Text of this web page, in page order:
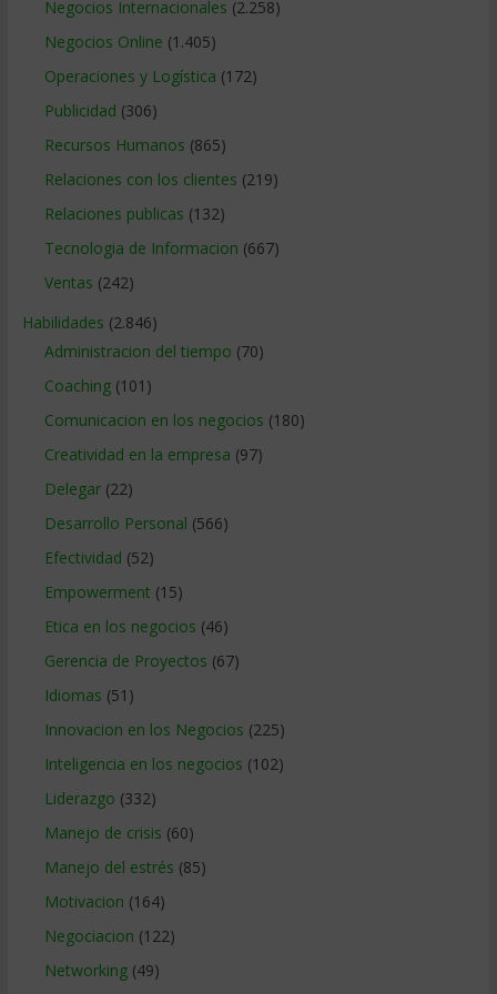
Negocios Internacionales (2.258)
Negocios Online (1.405)
Operaciones y Logística (172)
Publicidad (306)
Recursos Humanos (865)
Relaciones con los clientes (219)
Relaciones publicas (132)
Tecnologia de Informacion (667)
Ventas (242)
Habilidades (2.846)
Administracion del tiempo (70)
Coaching(101)
Comunicacion en los negocios (180)
Creatividad en la empresa (97)
Delegar(22)
Desarrollo Personal (566)
Efectividad (52)
Empowerment (15)
Etica en los negocios (46)
Gerencia de Proyectos (67)
Idiomas (51)
Innovacion en los Negocios (225)
Inteligencia en los negocios (102)
Liderazgo (332)
Manejo de crisis (60)
Manejo del estrés (85)
Motivacion (164)
Negociacion (122)
Networking(49)